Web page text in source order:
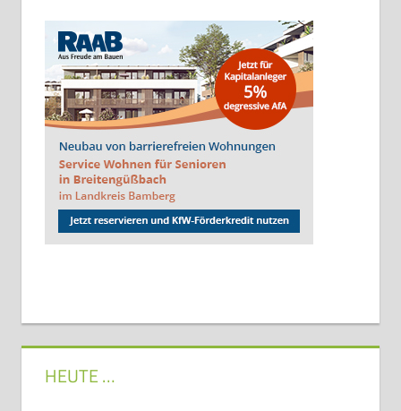
HEUTE …